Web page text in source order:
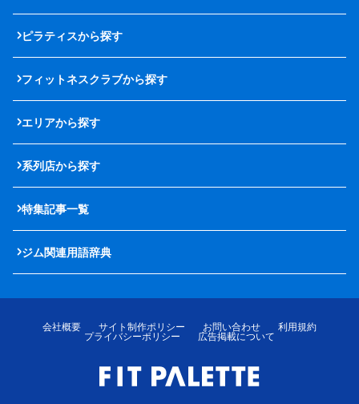
ピラティスから探す
フィットネスクラブから探す
エリアから探す
系列店から探す
特集記事一覧
ジム関連用語辞典
会社概要 サイト制作ポリシー お問い合わせ
利用規約
プライバシーポリシー
広告掲載について